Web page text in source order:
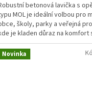
betonová lavička s
MOL je ideální volbou pro
školy, parky a veřejná
je kladen důraz na komfort
životnost a...
Novinka